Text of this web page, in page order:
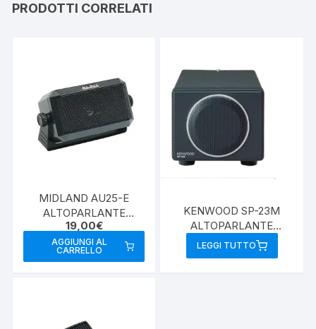
PRODOTTI CORRELATI
MIDLAND AU25-E
ALTOPARLANTE
ESTERNO
19,00€
AGGIUNGI AL
CARRELLO
KENWOOD SP-23M
ALTOPARLANTE
ESTERNO
LEGGI TUTTO